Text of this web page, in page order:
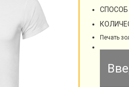
СПОСОБ
Печать